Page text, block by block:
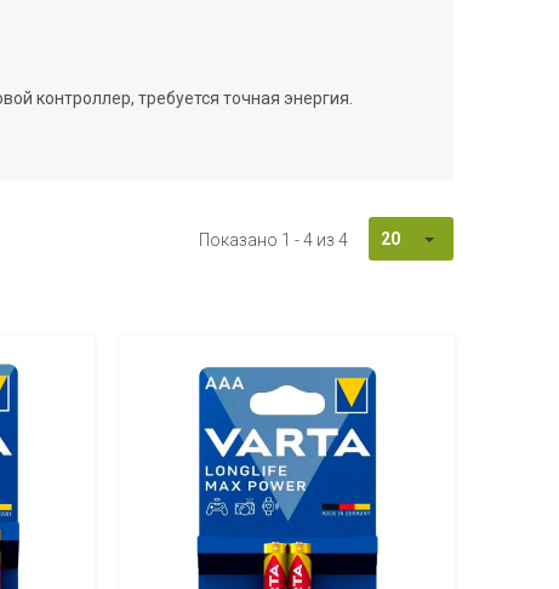
контроллер, требуется точная энергия.
Показано 1 - 4 из 4 20